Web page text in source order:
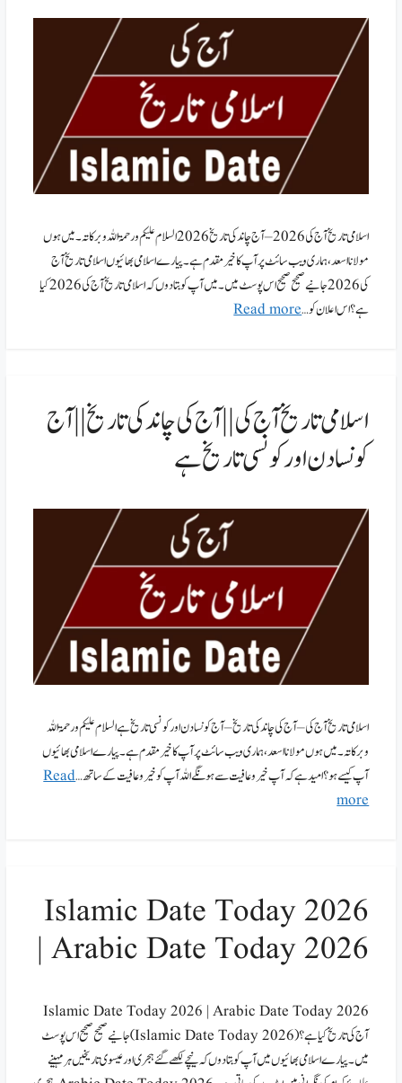
اسلامی تاریخ آج کی 2026 – آج چاند کی تاریخ 2026 السلام علیکم ورحمۃ اللہ وبرکاتہ۔ میں ہوں
مولانا اسعد،ہماری ویب سائٹ پر آپ کا خیر مقدم ہے۔ پیارے اسلامی بھائیوں اسلامی تاریخ آج
کی 2026 جانیےصحیح صحیح اس پوسٹ میں۔ میں آپ کو بتادوں کہ اسلامی تاریخ آج کی 2026 کیا
ہے؟ اس اعلان کو …Read more
اسلامی تاریخ آج کی || آج کی چاند کی تاریخ || آج
کونسا دن اور کونسی تاریخ ہے
اسلامی تاریخ آج کی – آج کی چاند کی تاریخ – آج کونسا دن اور کونسی تاریخ ہے السلام علیکم ورحمۃ اللہ
وبرکاتہ۔ میں ہوں مولانا اسعد،ہماری ویب سائٹ پر آپ کا خیر مقدم ہے۔پیارے اسلامی بھائیوں
آپ کیسے ہو؟ امید ہے کہ آپ خیر وعافیت سے ہونگے اللہ آپ کو خیر وعافیت کے ساتھ …Read
more
Islamic Date Today 2026
| Arabic Date Today 2026
Islamic Date Today 2026 | Arabic Date Today 2026
آج کی تاریخ کیا ہے؟ (Islamic Date Today 2026) جانیےصحیح صحیح اس پوسٹ
میں۔ پیارے اسلامی بھائیوں میں آپ کو بتادوں کہ نیچے لکھے گئے ہجری اور عیسوی تاریخیں ہر مہینے